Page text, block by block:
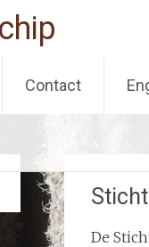
Contact
De